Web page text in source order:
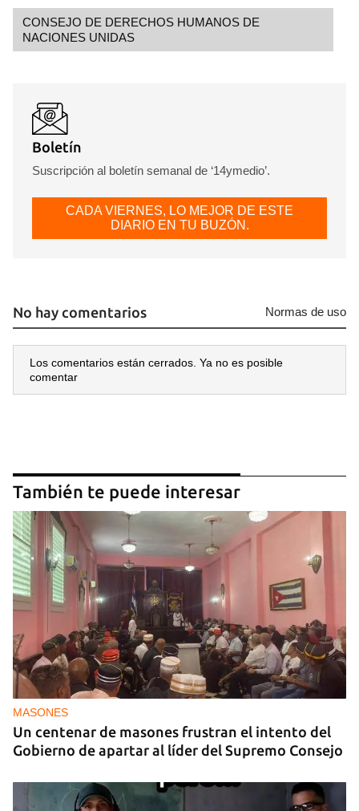
CONSEJO DE DERECHOS HUMANOS DE
NACIONES UNIDAS
Boletín
Suscripción al boletín semanal de ‘14ymedio’.
CADA VIERNES, LO MEJOR DE ESTE
DIARIO EN TU BUZÓN.
No hay comentarios Normas de uso
Los comentarios están cerrados. Ya no es posible
comentar
También te puede interesar
MASONES
Un centenar de masones frustran el intento del
Gobierno de apartar al líder del Supremo Consejo